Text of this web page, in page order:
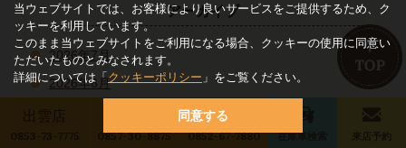
アーカイブ
2026年7月
2026年6月
2026年5月
2026年4月
出雲店
0853-73-7775 0857-30-8875
松江店
0852-67-7880 在庫車検索
当ウェブサイトでは、お客様により良いサービスをご提供するため、ク
ッキーを利用しています。
このまま当ウェブサイトをご利用になる場合、クッキーの使用に同意い
ただいたものとみなされます。
詳細については「クッキーポリシー 」をご覧ください。
同意する